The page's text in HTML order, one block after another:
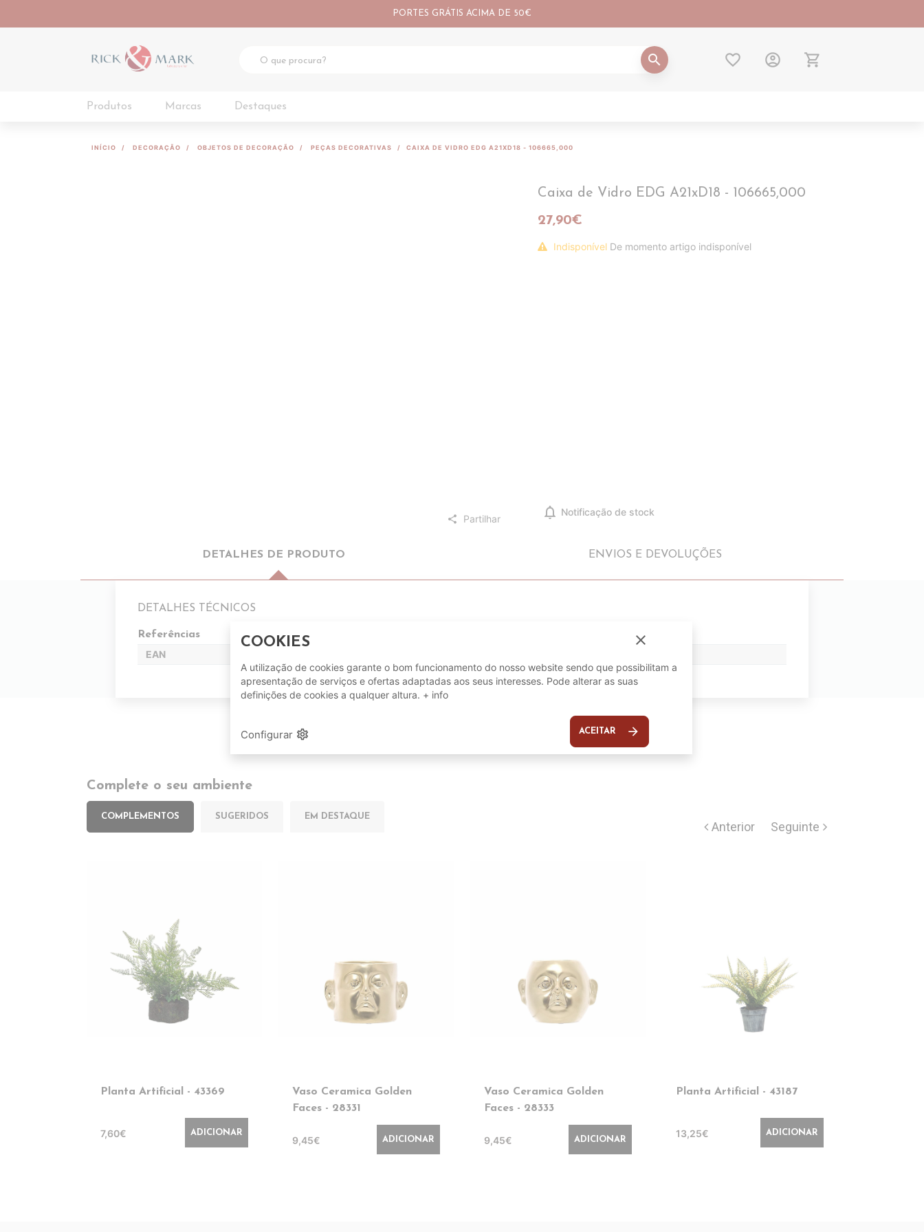
PORTES GRÁTIS ACIMA DE 50€
search favorite_border account_circle shopping_cart
Produtos Marcas Destaques
INÍCIO DECORAÇÃO OBJETOS DE DECORAÇÃO PEÇAS DECORATIVAS CAIXA DE VIDRO EDG A21XD18 - 106665,000
share Partilhar
Caixa de Vidro EDG A21xD18 - 106665,000
27,90€
Indisponível De momento artigo indisponível
notifications Notificação de stock
DETALHES DE PRODUTO ENVIOS E DEVOLUÇÕES
DETALHES TÉCNICOS
Referências
EAN
Complete o seu ambiente
COMPLEMENTOS SUGERIDOS EM DESTAQUE
Planta Artificial - 43369
7,60€ ADICIONAR
Vaso Ceramica Golden
Faces - 28331
9,45€ ADICIONAR
Vaso Ceramica Golden
Faces - 28333
9,45€ ADICIONAR
Planta Artificial - 43187
13,25€ ADICIONAR
COOKIES close
A utilização de cookies garante o bom funcionamento do nosso website sendo que possibilitam a
apresentação de serviços e ofertas adaptadas aos seus interesses. Pode alterar as suas
definições de cookies a qualquer altura. + info
Configurar settings ACEITAR arrow_forward